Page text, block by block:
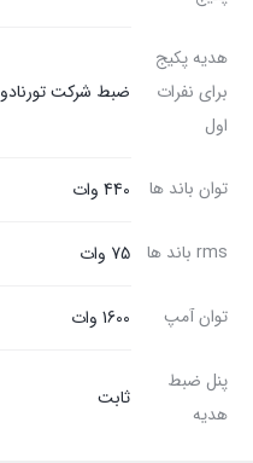
هدیه پکیج
برای نفرات
اول
ضبط شرکت تورنادو
توان باند ها 440 وات
rms باند ها 75 وات
توان آمپ 1600 وات
پنل ضبط
هدیه
ثابت